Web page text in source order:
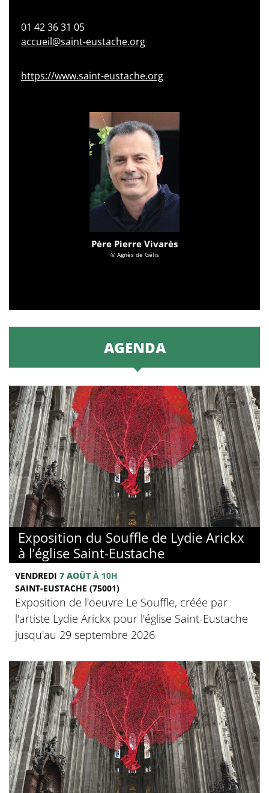
01 42 36 31 05
accueil@saint-eustache.org
https://www.saint-eustache.org
Père Pierre Vivarès
© Agnès de Gélis
AGENDA
Exposition du Souffle de Lydie Arickx
à l’église Saint-Eustache
VENDREDI 7 AOÛT À 10H
SAINT-EUSTACHE (75001)
Exposition de l'oeuvre Le Souffle, créée par
l'artiste Lydie Arickx pour l'église Saint-Eustache
jusqu'au 29 septembre 2026